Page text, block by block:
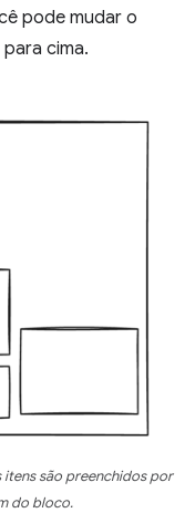
pode mudar o
cima.
itens são preenchidos por
do bloco.